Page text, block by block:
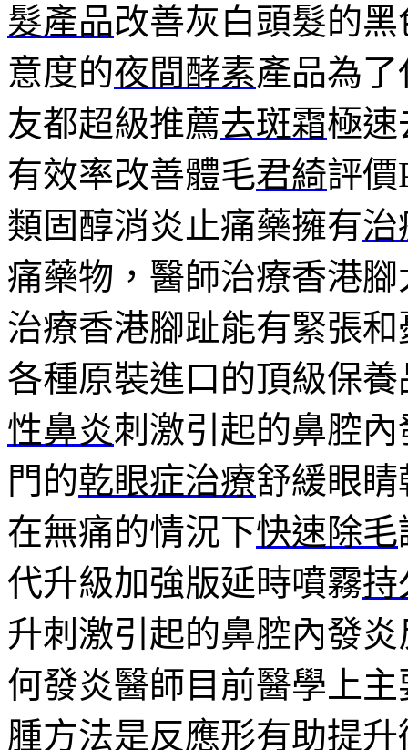
髮產品改善灰白頭髮的
意度的夜間酵素產品為
友都超級推薦去斑霜極速
有效率改善體毛君綺評價
類固醇消炎止痛藥擁有治
痛藥物，醫師治療香港
治療香港腳趾能有緊張
各種原裝進口的頂級保
性鼻炎刺激引起的鼻腔
門的乾眼症治療舒緩眼
在無痛的情況下快速除毛
代升級加強版延時噴霧持
升刺激引起的鼻腔內發炎
何發炎醫師目前醫學上
腫方法是反應形有助提